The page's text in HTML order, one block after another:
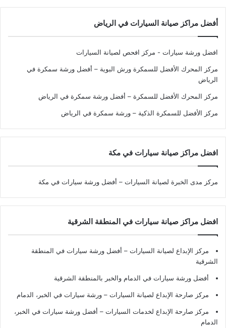
أفضل مراكز صيانة السيارات في الرياض
افضل ورشة سيارات - مركز افحص لصيانة السيارات
مركز المحرك الأفضل للسمكرة ورش البوية – أفضل ورشة سمكرة في
الرياض
مركز المحرك الأفضل للسمكرة – أفضل ورشة سمكرة في الرياض
مركز الأفضل للسمكرة الذكية – ورشة سمكرة في الرياض
افضل مراكز صيانة سيارات في مكة
مركز مدى الخبرة لصيانة السيارات – أفضل ورشة سيارات في مكة
افضل مراكز صيانة سيارات في المنطقة الشرقية
مركز الإبداع لصيانة السيارات – أفضل ورشة سيارات في المنطقة
الشرقية
أفضل ورشة سيارات في الدمام والخبر بالمنطقة الشرقية
مركز صارحة الإبداع لصيانة السيارات – ورشة سيارات في الخبر، الدمام
مركز صارحة الإبداع لخدمات السيارات – أفضل ورشة سيارات في الخبر،
الدمام